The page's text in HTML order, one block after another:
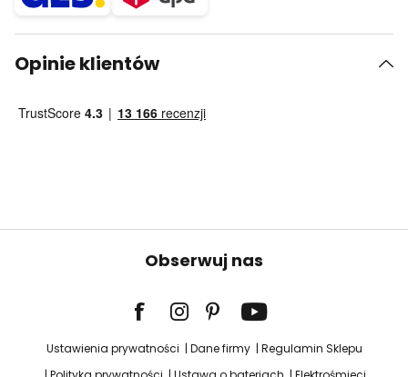
Opinie klientów
Obserwuj nas
Ustawienia prywatności Dane firmy
Regulamin Sklepu